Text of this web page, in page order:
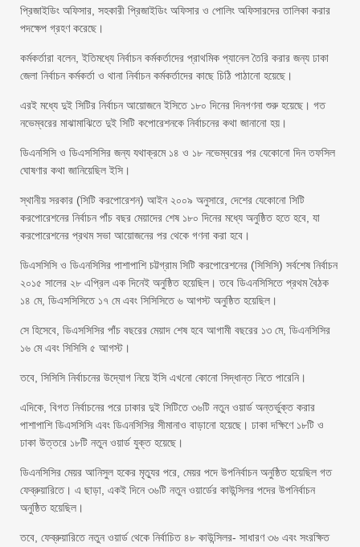
প্রিজাইডিং অফিসার, সহকারী প্রিজাইডিং অফিসার ও পোলিং অফিসারদের তালিকা করার
পদক্ষেপ গ্রহণ করেছে।
কর্মকর্তারা বলেন, ইতিমধ্যে নির্বাচন কর্মকর্তাদের প্রাথমিক প্যানেল তৈরি করার জন্য ঢাকা
জেলা নির্বাচন কর্মকর্তা ও থানা নির্বাচন কর্মকর্তাদের কাছে চিঠি পাঠানো হয়েছে।
এরই মধ্যে দুই সিটির নির্বাচন আয়োজনে ইসিতে ১৮০ দিনের দিনগণনা শুরু হয়েছে। গত
নভেম্বরের মাঝামাঝিতে দুই সিটি কপোরেশনকে নির্বাচনের কথা জানানো হয়।
ডিএনসিসি ও ডিএসসিসির জন্য যথাক্রমে ১৪ ও ১৮ নভেম্বরের পর যেকোনো দিন তফসিল
ঘোষণার কথা জানিয়েছিল ইসি।
স্থানীয় সরকার (সিটি করপোরেশন) আইন ২০০৯ অনুসারে, দেশের যেকোনো সিটি
করপোরেশনের নির্বাচন পাঁচ বছর মেয়াদের শেষ ১৮০ দিনের মধ্যে অনুষ্ঠিত হতে হবে, যা
করপোরেশনের প্রথম সভা আয়োজনের পর থেকে গণনা করা হবে।
ডিএসসিসি ও ডিএনসিসির পাশাপাশি চট্টগ্রাম সিটি করপোরেশনের (সিসিসি) সর্বশেষ নির্বাচন
২০১৫ সালের ২৮ এপ্রিল এক দিনেই অনুষ্ঠিত হয়েছিল। তবে ডিএনসিসিতে প্রথম বৈঠক
১৪ মে, ডিএসসিসিতে ১৭ মে এবং সিসিসিতে ৬ আগস্ট অনুষ্ঠিত হয়েছিল।
সে হিসেবে, ডিএসসিসির পাঁচ বছরের মেয়াদ শেষ হবে আগামী বছরের ১৩ মে, ডিএনসিসির
১৬ মে এবং সিসিসি ৫ আগস্ট।
তবে, সিসিসি নির্বাচনের উদ্যোগ নিয়ে ইসি এখনো কোনো সিদ্ধান্ত নিতে পারেনি।
এদিকে, বিগত নির্বাচনের পরে ঢাকার দুই সিটিতে ৩৬টি নতুন ওয়ার্ড অন্তর্ভুক্ত করার
পাশাপাশি ডিএসসিসি এবং ডিএনসিসির সীমানাও বাড়ানো হয়েছে। ঢাকা দক্ষিণে ১৮টি ও
ঢাকা উত্তরে ১৮টি নতুন ওয়ার্ড যুক্ত হয়েছে।
ডিএনসিসির মেয়র আনিসুল হকের মৃত্যুর পরে, মেয়র পদে উপনির্বাচন অনুষ্ঠিত হয়েছিল গত
ফেব্রুয়ারিতে। এ ছাড়া, একই দিনে ৩৬টি নতুন ওয়ার্ডের কাউন্সিলর পদের উপনির্বাচন
অনুষ্ঠিত হয়েছিল।
তবে, ফেব্রুয়ারিতে নতুন ওয়ার্ড থেকে নির্বাচিত ৪৮ কাউন্সিলর- সাধারণ ৩৬ এবং সংরক্ষিত